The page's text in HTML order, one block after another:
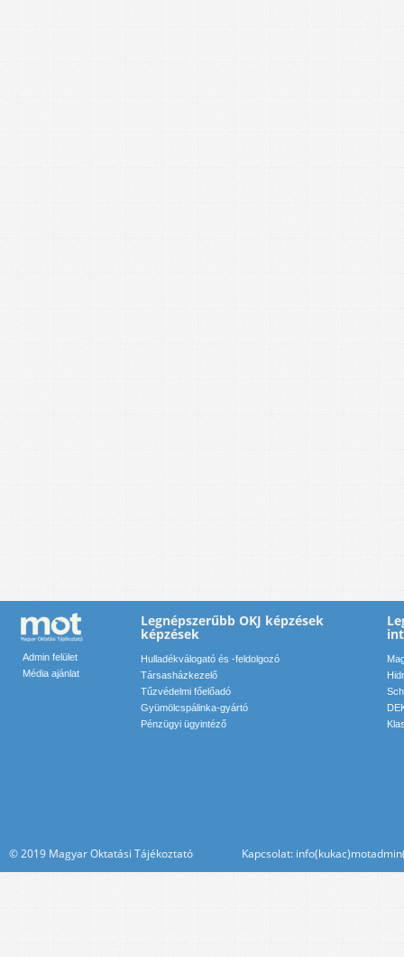
Admin felület
Média ajánlat
Legnépszerűbb OKJ képzések
képzések
Hulladékválogató és -feldolgozó
Társasházkezelő
Tűzvédelmi főelőadó
Gyümölcspálinka-gyártó
Pénzügyi ügyintéző
© 2019 Magyar Oktatási Tájékoztató Kapcsolat: